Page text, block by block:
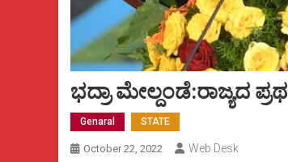
ಭದ್ರಾ ಮೇಲ್ದಂಡೆ:ರಾಜ್ಯದ
Genaral STATE
October 22, 2022 Web Desk